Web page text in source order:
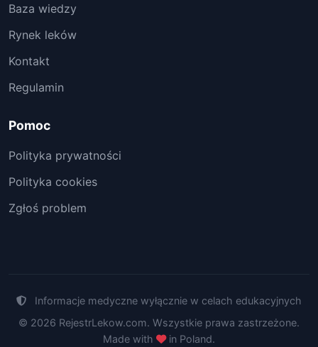
Baza wiedzy
Rynek leków
Kontakt
Regulamin
Pomoc
Polityka prywatności
Polityka cookies
Zgłoś problem
Informacje medyczne wyłącznie w celach edukacyjnych
© 2026 RejestrLekow.com. Wszystkie prawa zastrzeżone.
Made with
in Poland.